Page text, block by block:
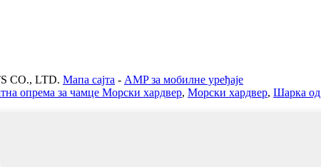
CO., LTD. Мапа сајта - AMP за мобилне уређаје
опрема за чамце Морски хардвер, Морски хардвер, Шарка од